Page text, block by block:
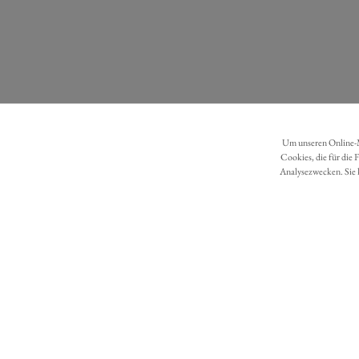
Um unseren
Cookies, die für die
Analysezwecken.